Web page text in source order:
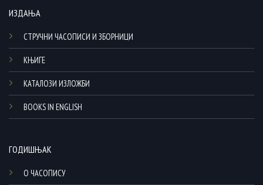
ИЗДАЊА
СТРУЧНИ ЧАСОПИСИ И ЗБОРНИЦИ
КЊИГЕ
КАТАЛОЗИ ИЗЛОЖБИ
BOOKS IN ENGLISH
ГОДИШЊАК
О ЧАСОПИСУ